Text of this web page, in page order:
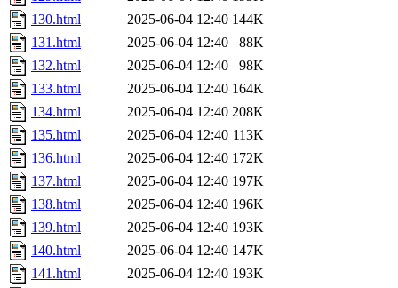
130.html
2025-06-04 12:40 144K
131.html
2025-06-04 12:40
88K
132.html
2025-06-04 12:40
98K
133.html
2025-06-04 12:40 164K
134.html
2025-06-04 12:40 208K
135.html
2025-06-04 12:40 113K
136.html
2025-06-04 12:40 172K
137.html
2025-06-04 12:40 197K
138.html
2025-06-04 12:40 196K
139.html
2025-06-04 12:40 193K
140.html
2025-06-04 12:40 147K
141.html
2025-06-04 12:40 193K